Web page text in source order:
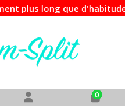
que d'habitude. Si
0